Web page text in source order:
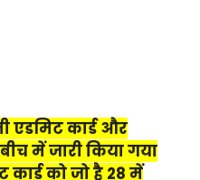
एडमिट कार्ड और
में जारी किया गया
को जो है 28 में